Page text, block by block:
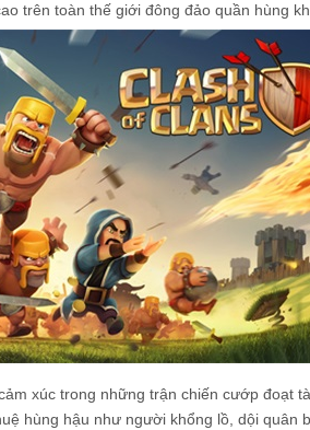
trên toàn thế giới đông đảo quần hùng
xúc trong những trận chiến cướp đoạt
hùng hậu như người khổng lồ, dội quân